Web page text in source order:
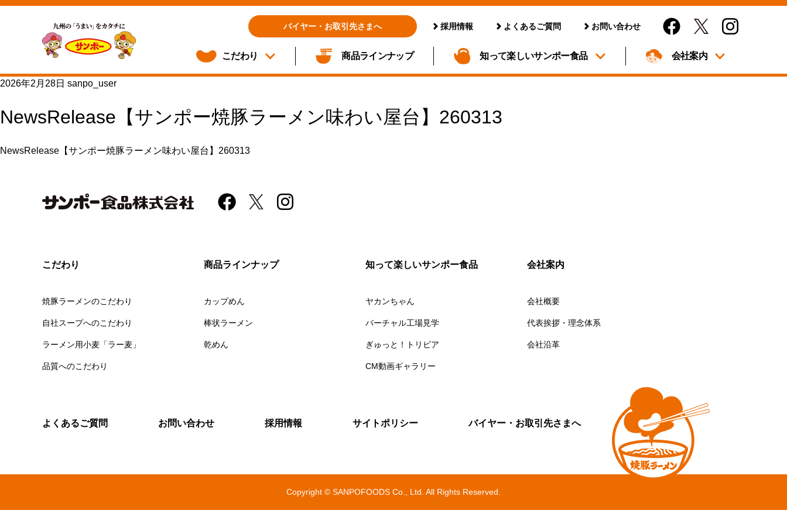
バイヤー・お取引先さまへ 採用情報 よくあるご質問 お問い合わせ
こだわり 商品ラインナップ 知って楽しいサンポー食品 会社案内
2026年2月28日 sanpo_user
NewsRelease【サンポー焼豚ラーメン味わい屋台】260313
NewsRelease【サンポー焼豚ラーメン味わい屋台】260313
こだわり
焼豚ラーメンのこだわり
自社スープへのこだわり
ラーメン用小麦「ラー麦」
品質へのこだわり
商品ラインナップ
カップめん
棒状ラーメン
乾めん
知って楽しいサンポー食品
ヤカンちゃん
バーチャル工場見学
ぎゅっと！トリビア
CM動画ギャラリー
会社案内
会社概要
代表挨拶・理念体系
会社沿革
よくあるご質問 お問い合わせ 採用情報 サイトポリシー バイヤー・お取引先さまへ
Copyright © SANPOFOODS Co., Ltd. All Rights Reserved.